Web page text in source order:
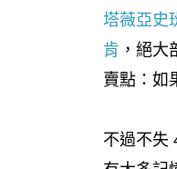
塔薇亞史
肯 ，絕
賣點：如
不過不失